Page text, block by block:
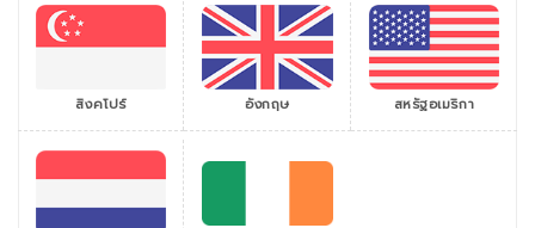
สิงคโปร์ อังกฤษ สหรัฐอเมริกา